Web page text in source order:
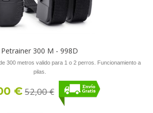
Petrainer 300 M - 998D
300 metros valido para 1 o 2 perros. Funcionamiento a
pilas.
€ 52,00 €